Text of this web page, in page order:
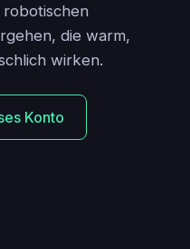
robotischen
die warm,
wirken.
Konto